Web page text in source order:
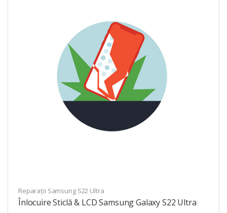
Reparații Samsung S22 Ultra
Înlocuire Sticlă & LCD Samsung Galaxy S22 Ultra